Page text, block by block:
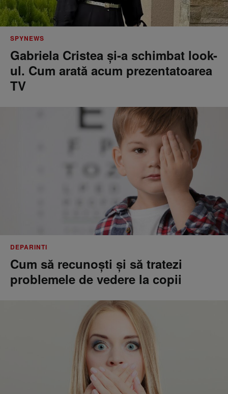
SPYNEWS
Gabriela Cristea și-a schimbat look-
ul. Cum arată acum prezentatoarea
TV
DEPARINTI
Cum să recunoști și să tratezi
problemele de vedere la copii